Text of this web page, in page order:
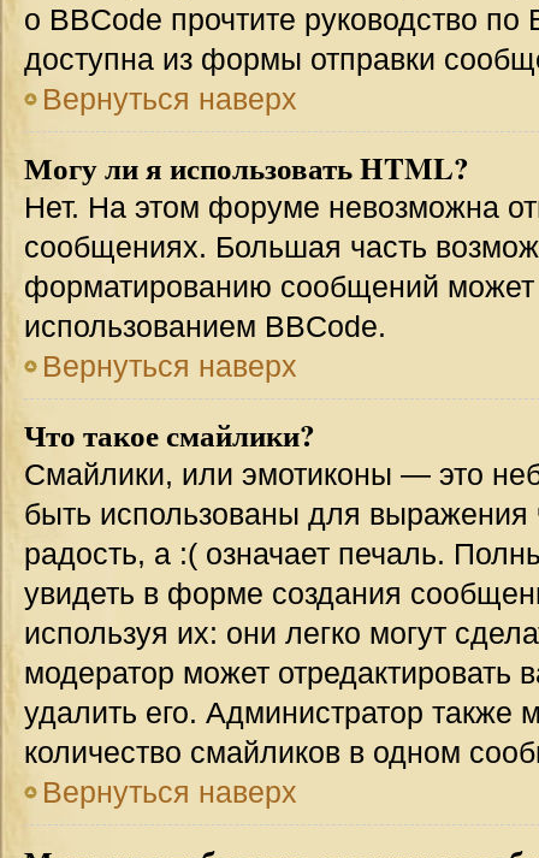
о BBCode прочтите руководство
доступна из формы отправки
Вернуться наверх
Могу ли я использовать HTML?
Нет. На этом форуме невозможна
сообщениях. Большая часть
форматированию сообщений может
использованием BBCode.
Вернуться наверх
Что такое смайлики?
Смайлики, или эмотиконы — это
быть использованы для выражения
радость, а :( означает печаль.
увидеть в форме создания
используя их: они легко могут
модератор может
удалить его. Администратор также
количество смайликов в одном
Вернуться наверх